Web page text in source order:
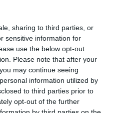
sharing to third parties, or
sensitive information for
use the below opt-out
Please note that after your
may continue seeing
information utilized by
to third parties prior to
opt-out of the further
Οι φλόγες απελευθέρωσαν
του Κριστιάνο
της κλήρωσης της